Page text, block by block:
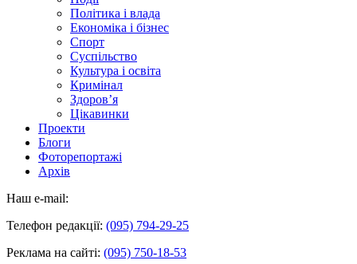
Політика і влада
Економіка і бізнес
Спорт
Суспільство
Культура і освіта
Кримінал
Здоров’я
Цікавинки
Проекти
Блоги
Фоторепортажі
Архів
Наш e-mail:
Телефон редакції: (095) 794-29-25
Реклама на сайті: (095) 750-18-53